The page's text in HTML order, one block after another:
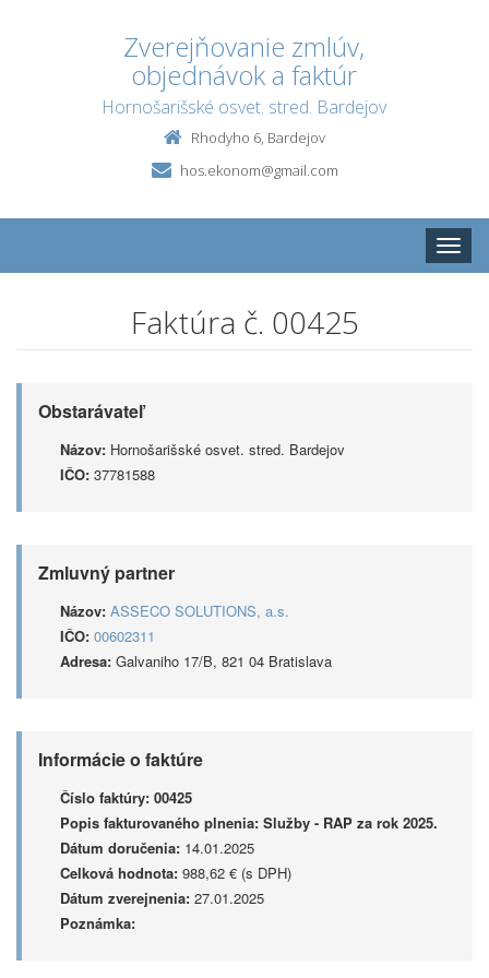
Zverejňovanie zmlúv,
objednávok a faktúr
Hornošarišské osvet. stred. Bardejov
Rhodyho 6, Bardejov
hos.ekonom@gmail.com
Toggle
Faktúra č. 00425
Obstarávateľ
Názov: Hornošarišské osvet. stred. Bardejov
IČO: 37781588
Zmluvný partner
Názov: ASSECO SOLUTIONS, a.s.
IČO: 00602311
Adresa: Galvaniho 17/B, 821 04 Bratislava
Informácie o faktúre
Číslo faktúry: 00425
Popis fakturovaného plnenia: Služby - RAP za rok 2025.
Dátum doručenia: 14.01.2025
Celková hodnota: 988,62 € (s DPH)
Dátum zverejnenia: 27.01.2025
Poznámka: